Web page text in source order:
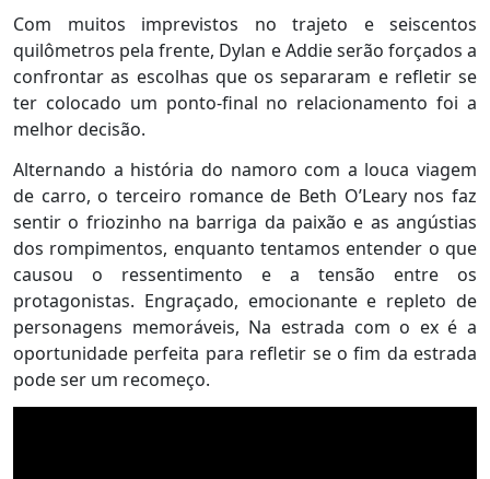
Com muitos imprevistos no trajeto e seiscentos
quilômetros pela frente, Dylan e Addie serão forçados a
confrontar as escolhas que os separaram e refletir se
ter colocado um ponto-final no relacionamento foi a
melhor decisão.
Alternando a história do namoro com a louca viagem
de carro, o terceiro romance de Beth O’Leary nos faz
sentir o friozinho na barriga da paixão e as angústias
dos rompimentos, enquanto tentamos entender o que
causou o ressentimento e a tensão entre os
protagonistas. Engraçado, emocionante e repleto de
personagens memoráveis, Na estrada com o ex é a
oportunidade perfeita para refletir se o fim da estrada
pode ser um recomeço.